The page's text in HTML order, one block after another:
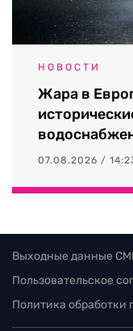
НОВОСТИ
Жара в
07.08.2026 /
Выходные данные
Пользовательское
Политика обработки